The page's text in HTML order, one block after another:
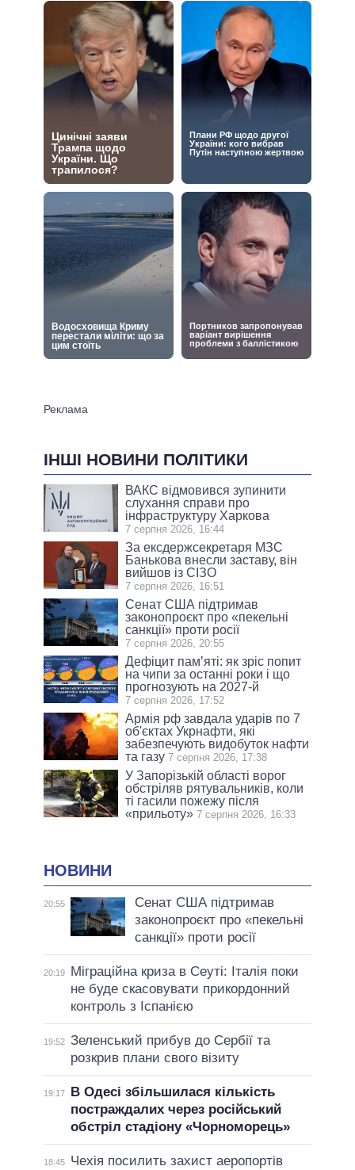
ІНШІ НОВИНИ ПОЛІТИКИ
ВАКС відмовився зупинити
слухання справи про
інфраструктуру Харкова
7 серпня 2026, 16:44
За ексдержсекретаря МЗС
Банькова внесли заставу, він
вийшов із СІЗО
7 серпня 2026, 16:51
Сенат США підтримав
законопроєкт про «пекельні
санкції» проти росії
7 серпня 2026, 20:55
Дефіцит пам’яті: як зріс попит
на чипи за останні роки і що
прогнозують на 2027-й
7 серпня 2026, 17:52
Армія рф завдала ударів по 7
об'єктах Укрнафти, які
забезпечують видобуток нафти
та газу 7 серпня 2026, 17:38
У Запорізькій області ворог
обстріляв рятувальників, коли
ті гасили пожежу після
«прильоту» 7 серпня 2026, 16:33
НОВИНИ
20:55
Сенат США підтримав
законопроєкт про «пекельні
санкції» проти росії
20:19
Міграційна криза в Сеуті: Італія поки
не буде скасовувати прикордонний
контроль з Іспанією
19:52 Зеленський прибув до Сербії та
розкрив плани свого візиту
19:17
В Одесі збільшилася кількість
постраждалих через російський
обстріл стадіону «Чорноморець»
18:45
Чехія посилить захист аеропортів